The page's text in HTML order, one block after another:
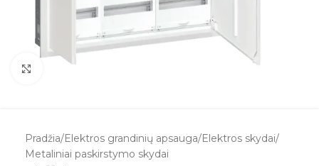
Pradžia/Elektros grandinių apsauga/Elektros skydai/
Metaliniai paskirstymo skydai